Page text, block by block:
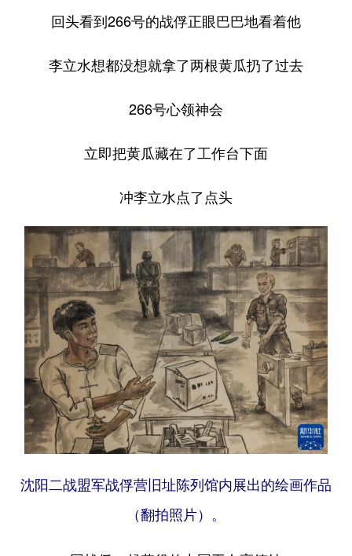
回头看到266号的战俘正眼巴巴地看着他
李立水想都没想就拿了两根黄瓜扔了过去
266号心领神会
立即把黄瓜藏在了工作台下面
冲李立水点了点头
沈阳二战盟军战俘营旧址陈列馆内展出的绘画作品
（翻拍照片）。